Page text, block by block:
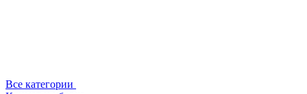
Все категории